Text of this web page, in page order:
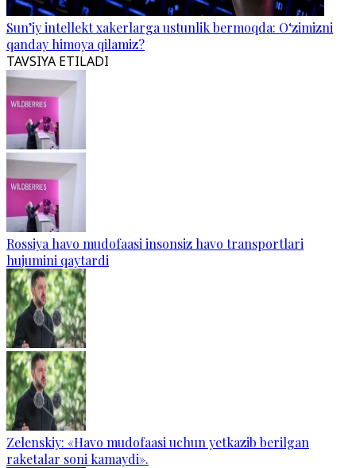
Sun’iy intellekt xakerlarga ustunlik bermoqda: O‘zimizni
qanday himoya qilamiz?
TAVSIYA ETILADI
Rossiya havo mudofaasi insonsiz havo transportlari
hujumini qaytardi
Zelenskiy: «Havo mudofaasi uchun yetkazib berilgan
raketalar soni kamaydi».